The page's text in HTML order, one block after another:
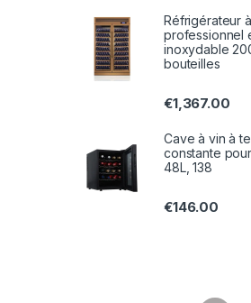
Réfrigérateur
professionnel
inoxydable
bouteilles
€1,367.00
Cave à vin à
constante
48L, 138
€146.00